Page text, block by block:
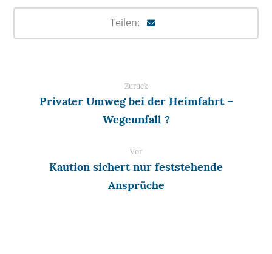
Zurück
Privater Umweg bei der Heimfahrt –
Wegeunfall ?
Vor
Kaution sichert nur feststehende
Ansprüche